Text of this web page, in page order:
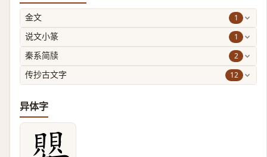
金文 1
说文小篆 1
秦系简牍 2
传抄古文字 12
异体字